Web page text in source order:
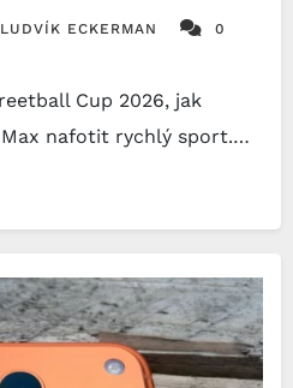
LUDVÍK ECKERMAN 0
Cup 2026, jak
Max nafotit rychlý sport.…